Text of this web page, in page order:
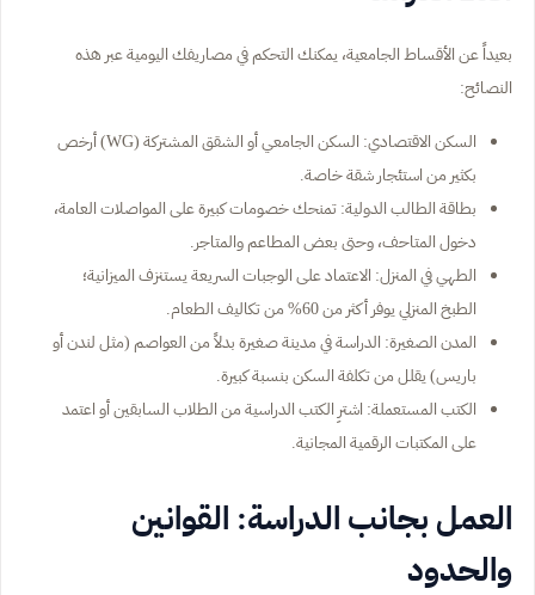
بعيداً عن الأقساط الجامعية، يمكنك التحكم في مصاريفك اليومية عبر هذه
النصائح:
السكن الاقتصادي: السكن الجامعي أو الشقق المشتركة (WG) أرخص
بكثير من استئجار شقة خاصة.
بطاقة الطالب الدولية: تمنحك خصومات كبيرة على المواصلات العامة،
دخول المتاحف، وحتى بعض المطاعم والمتاجر.
الطهي في المنزل: الاعتماد على الوجبات السريعة يستنزف الميزانية؛
الطبخ المنزلي يوفر أكثر من 60% من تكاليف الطعام.
المدن الصغيرة: الدراسة في مدينة صغيرة بدلاً من العواصم (مثل لندن أو
باريس) يقلل من تكلفة السكن بنسبة كبيرة.
الكتب المستعملة: اشترِ الكتب الدراسية من الطلاب السابقين أو اعتمد
على المكتبات الرقمية المجانية.
العمل بجانب الدراسة: القوانين
والحدود